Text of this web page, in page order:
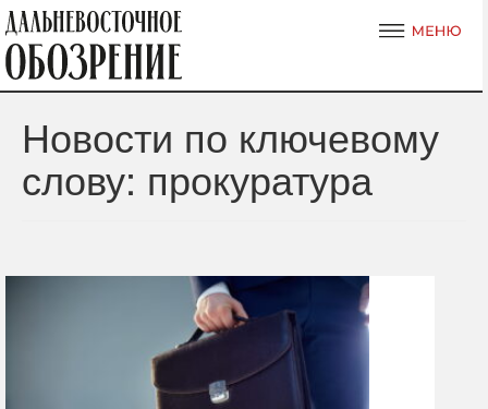
Новости по ключевому
слову: прокуратура